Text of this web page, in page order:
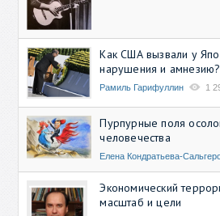
Как США вызвали у
нарушения и амнезию?
Рамиль Гарифуллин 1
Пурпурные поля
человечества
Елена Кондратьева-
Экономический
масштаб и цели